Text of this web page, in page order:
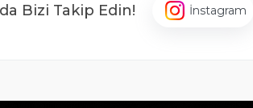
Bizi Takip Edin! İnstagram